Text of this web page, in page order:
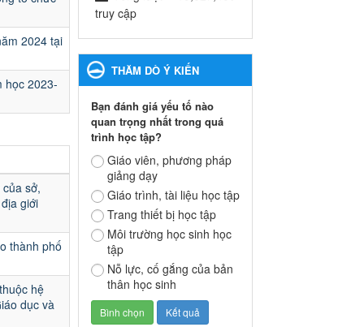
2024 tại
học 2023-
sở,
giới
thành phố
hệ
dục và
Ngày ban hành: 28/02/2025
Quyết định công bố thủ tục
hành chính bị bãi bỏ trong
lĩnh vực giáo dục đào tạo
thuộc hệ giáo dục quốc
dân và cơ sở giáo dục khác
thuộc thẩm quyền giải
quyết của Sở Giáo dục và
Đào tạo, Ủy ban nhân dân
cấp huyện
Quyết định công bố thủ tục
hành chính bị bãi bỏ trong lĩnh
vực giáo dục đào tạo thuộc hệ
giáo dục quốc dân và cơ sở
giáo dục khác thuộc thẩm
quyền giải quyết của Sở Giáo
dục và Đào tạo, Ủy ban nhân
dân cấp huyện
Ngày ban hành: 30/09/2024
truy cập
THĂM DÒ Ý KIẾN
Bạn đánh giá yếu tố nào
quan trọng nhất trong quá
trình học tập?
Giáo viên, phương pháp
giảng dạy
Giáo trình, tài liệu học tập
Trang thiết bị học tập
Môi trường học sinh học
tập
Nỗ lực, cố gắng của bản
thân học sinh